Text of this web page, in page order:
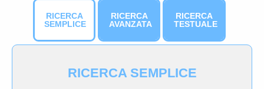
RICERCA
SEMPLICE
RICERCA
AVANZATA
RICERCA
TESTUALE
RICERCA SEMPLICE